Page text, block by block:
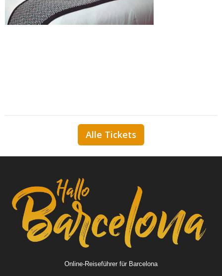
Alle Tickets
Online-Reiseführer für Barcelona